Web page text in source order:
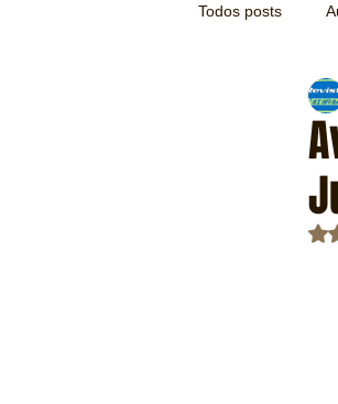
Todos posts
Mecânica e